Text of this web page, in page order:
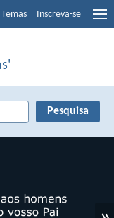
Temas Inscreva-se